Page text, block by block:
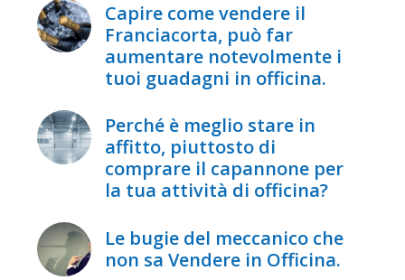
Capire come vendere il
Franciacorta, può far
aumentare notevolmente i
tuoi guadagni in officina.
Perché è meglio stare in
affitto, piuttosto di
comprare il capannone per
la tua attività di officina?
Le bugie del meccanico che
non sa Vendere in Officina.